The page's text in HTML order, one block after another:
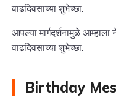
वाढदिवसाच्या शुभेच्छा.
आपल्या मार्गदर्शनामुळे
वाढदिवसाच्या शुभेच्छा.
Birthday